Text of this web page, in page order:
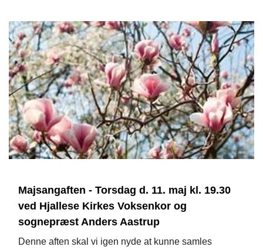
Majsangaften - Torsdag d. 11. maj kl. 19.30
ved Hjallese Kirkes Voksenkor og
sognepræst Anders Aastrup
Denne aften skal vi igen nyde at kunne samles